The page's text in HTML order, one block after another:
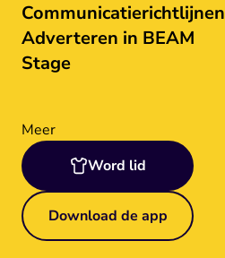
Communicatierichtlijnen
Adverteren in BEAM
Stage
Meer
Word lid
Download de app